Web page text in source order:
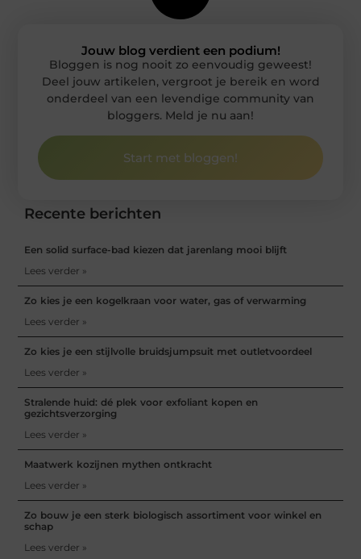
Recente berichten
Een solid surface-bad kiezen dat jarenlang mooi blijft
Lees verder »
Zo kies je een kogelkraan voor water, gas of verwarming
Lees verder »
Zo kies je een stijlvolle bruidsjumpsuit met outletvoordeel
Lees verder »
Stralende huid: dé plek voor exfoliant kopen en
gezichtsverzorging
Lees verder »
Maatwerk kozijnen mythen ontkracht
Lees verder »
Zo bouw je een sterk biologisch assortiment voor winkel en
schap
Lees verder »
Jouw blog verdient een podium!
Bloggen is nog nooit zo eenvoudig geweest!
Deel jouw artikelen, vergroot je bereik en word
onderdeel van een levendige community van
bloggers. Meld je nu aan!
Start met bloggen!